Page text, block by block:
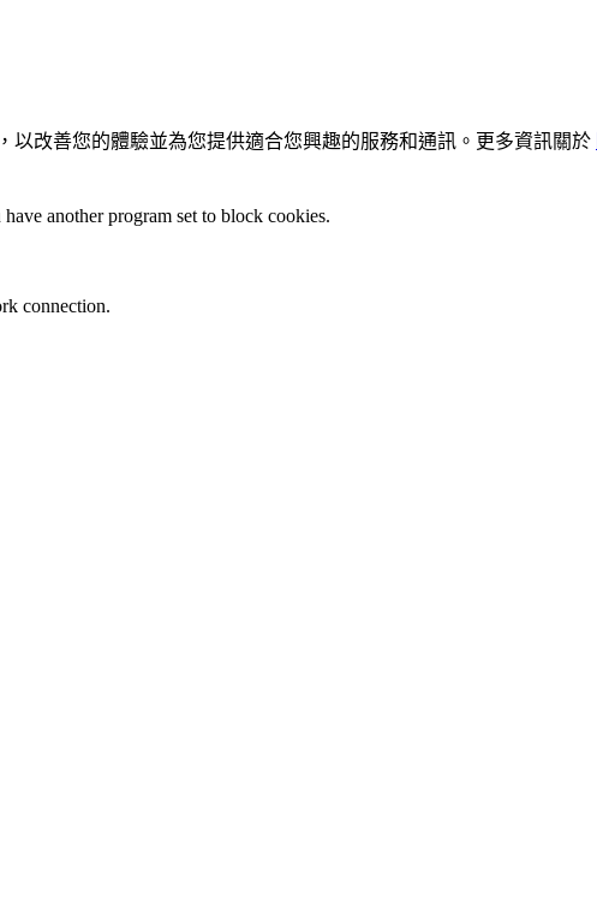
以改善您的體驗並為您提供適合您興趣的服務和通訊。更多資訊關於
another program set to block cookies.
connection.